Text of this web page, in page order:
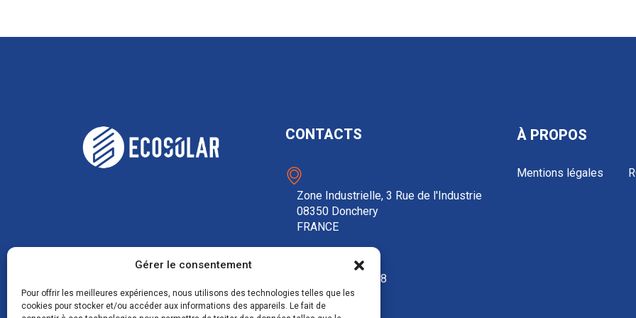
Gérer le consentement
Pour offrir les meilleures expériences, nous utilisons des technologies telles que les
cookies pour stocker et/ou accéder aux informations des appareils. Le fait de
CONTACTS
Zone Industrielle, 3 Rue de l'Industrie
08350 Donchery
FRANCE
03 52 72 97 88
À PROPOS
Mentions légales